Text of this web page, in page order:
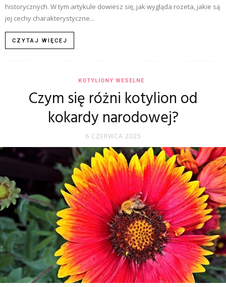
historycznych. W tym artykule dowiesz się, jak wygląda rozeta, jakie są
jej cechy charakterystyczne...
CZYTAJ WIĘCEJ
KOTYLIONY WESELNE
Czym się różni kotylion od
kokardy narodowej?
6 CZERWCA 2025